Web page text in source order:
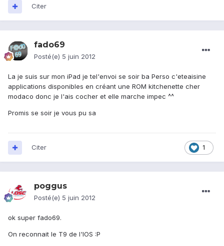
Citer
fado69
Posté(e) 5 juin 2012
La je suis sur mon iPad je tel'envoi se soir ba Perso c'eteaisine
applications disponibles en créant une ROM kitchenette cher
modaco donc je l'ais cocher et elle marche impec ^^
Promis se soir je vous pu sa
1
Citer
poggus
Posté(e) 5 juin 2012
ok super fado69.
On reconnait le T9 de l'IOS :P